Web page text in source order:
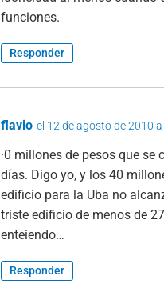
funciones.
Responder
flavio el 12 de agosto de 2010
·0 millones de pesos que se
días. Digo yo, y los 40
edificio para la Uba no
triste edificio de menos de
enteiendo…
Responder